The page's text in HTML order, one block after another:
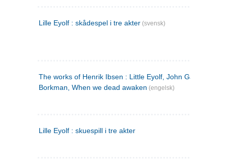
Lille Eyolf : skådespel i tre akter (svensk)
The works of Henrik Ibsen : Little Eyolf, John Gabriel
Borkman, When we dead awaken (engelsk)
Lille Eyolf : skuespill i tre akter